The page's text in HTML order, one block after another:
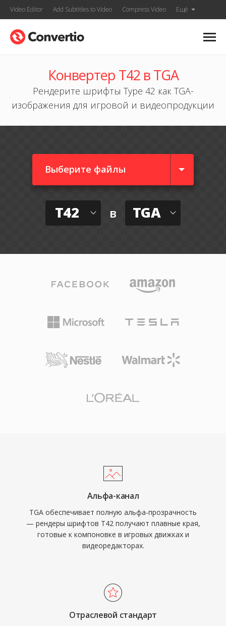
Video Editor Add Subtitles to Video Compress Video Ещё
Конвертер T42 в TGA
Рендерите шрифты Type 42 как TGA-
изображения для игровой и видеопродукции
Выберите файлы
T42 в TGA
Альфа-канал
TGA обеспечивает полную альфа-прозрачность
— рендеры шрифтов T42 получают плавные края,
готовые к компоновке в игровых движках и
видеоредакторах.
Отраслевой стандарт